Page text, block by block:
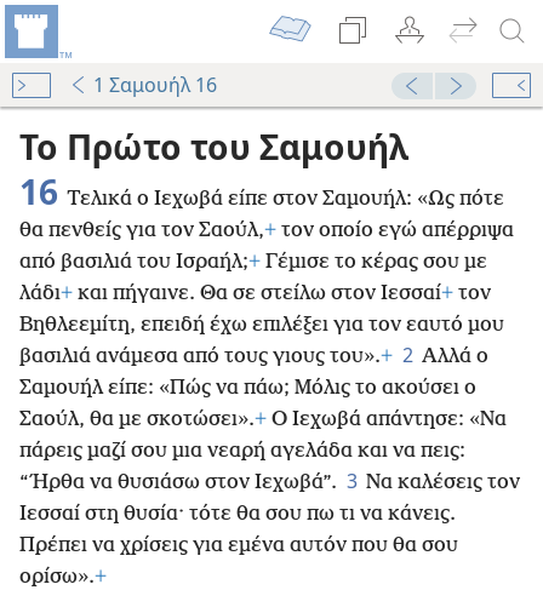
1 Σαμουήλ 16
Το Πρώτο του Σαμουήλ
16 Τελικά ο Ιεχωβά είπε στον Σαμουήλ: «Ως πότε
θα πενθείς για τον Σαούλ,+ τον οποίο εγώ απέρριψα
από βασιλιά του Ισραήλ;+ Γέμισε το κέρας σου με
λάδι+ και πήγαινε. Θα σε στείλω στον Ιεσσαί+ τον
Βηθλεεμίτη, επειδή έχω επιλέξει για τον εαυτό μου
βασιλιά ανάμεσα από τους γιους του».+ 2 Αλλά ο
Σαμουήλ είπε: «Πώς να πάω; Μόλις το ακούσει ο
Σαούλ, θα με σκοτώσει».+ Ο Ιεχωβά απάντησε: «Να
πάρεις μαζί σου μια νεαρή αγελάδα και να πεις:
“Ήρθα να θυσιάσω στον Ιεχωβά”. 3 Να καλέσεις τον
Ιεσσαί στη θυσία· τότε θα σου πω τι να κάνεις.
Πρέπει να χρίσεις για εμένα αυτόν που θα σου
ορίσω».+